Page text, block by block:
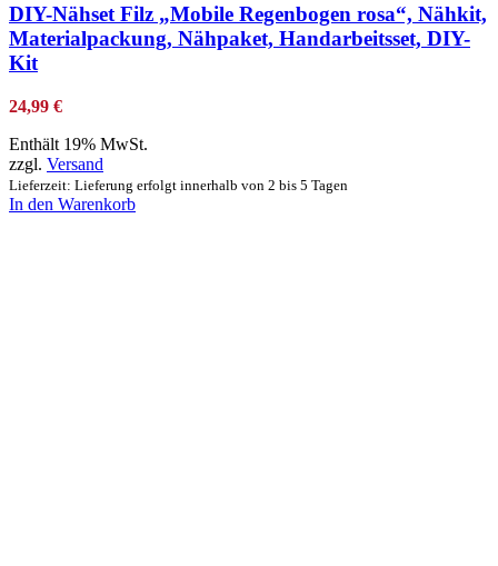
DIY-Nähset Filz „Mobile Regenbogen rosa“, Nähkit,
Materialpackung, Nähpaket, Handarbeitsset, DIY-
Kit
24,99 €
Enthält 19% MwSt.
zzgl. Versand
Lieferzeit: Lieferung erfolgt innerhalb von 2 bis 5 Tagen
In den Warenkorb